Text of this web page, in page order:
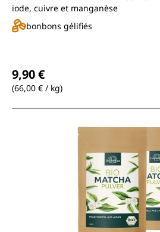
iode, cuivre et manganèse
bonbons gélifiés
9,90 €
(66,00 € / kg)